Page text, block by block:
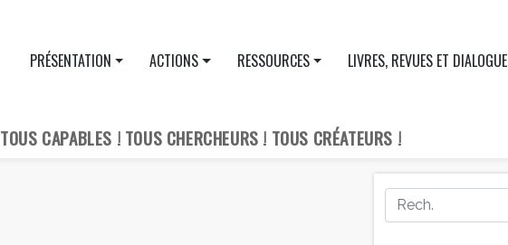
TOUS CAPABLES ! TOUS CHERCHEURS ! TOUS CRÉATEURS !
PRÉSENTATION ACTIONS RESSOURCES LIVRES, REVUES ET DIALOGUE